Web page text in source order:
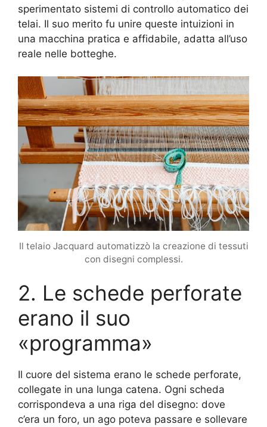
sperimentato sistemi di controllo automatico dei
telai. Il suo merito fu unire queste intuizioni in
una macchina pratica e affidabile, adatta all’uso
reale nelle botteghe.
Il telaio Jacquard automatizzò la creazione di tessuti
con disegni complessi.
2. Le schede perforate
erano il suo
«programma»
Il cuore del sistema erano le schede perforate,
collegate in una lunga catena. Ogni scheda
corrispondeva a una riga del disegno: dove
c’era un foro, un ago poteva passare e sollevare